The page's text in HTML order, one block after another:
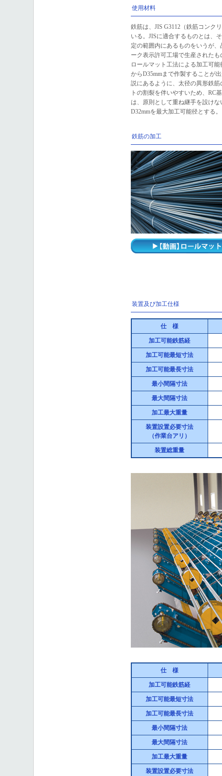
使用材料
鉄筋は、JIS G3112（鉄筋コンク
いる。JISに適合するものとは、
定の範囲内にあるものをいうが
ーク表示許可工場で生産されたも
ロールマット工法による加工可
からD35mmまで作製することが
説にあるように、太径の異形鉄
トの割裂を伴いやすいため、RC
は、原則として重ね継手を設け
D32mmを最大加工可能径とする。
鉄筋の加工
装置及び加工仕様
仕 様
加工可能鉄筋経
加工可能最短寸法
加工可能最長寸法
最小間隔寸法
最大間隔寸法
加工最大重量
装置設置必要寸法
（作業台アリ）
装置総重量
仕 様
加工可能鉄筋経
加工可能最短寸法
加工可能最長寸法
最小間隔寸法
最大間隔寸法
加工最大重量
装置設置必要寸法